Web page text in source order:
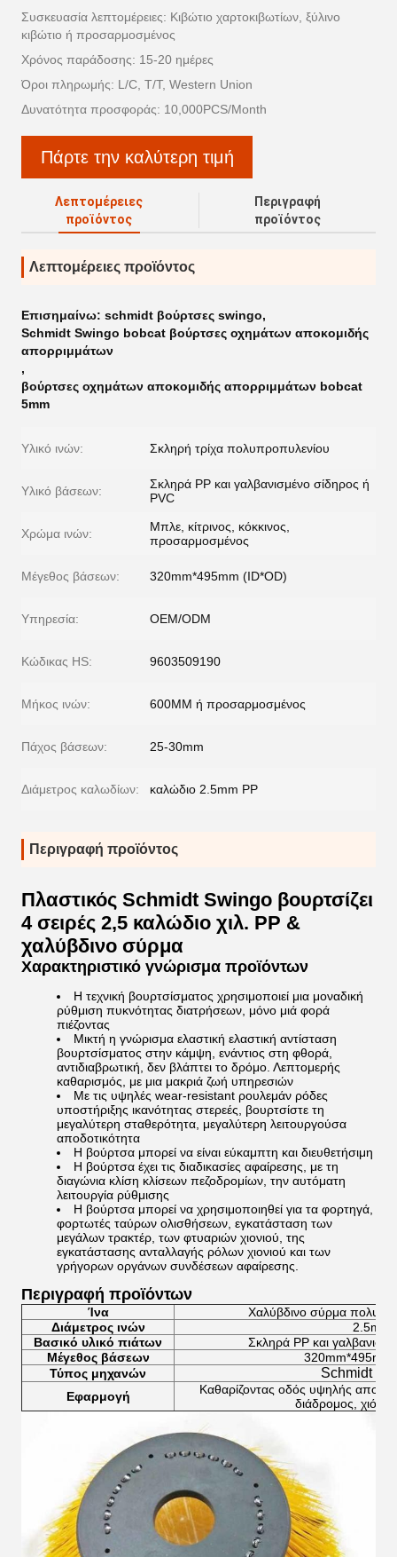
Συσκευασία λεπτομέρειες: Κιβώτιο χαρτοκιβωτίων, ξύλινο
κιβώτιο ή προσαρμοσμένος
Χρόνος παράδοσης: 15-20 ημέρες
Όροι πληρωμής: L/C, T/T, Western Union
Δυνατότητα προσφοράς: 10,000PCS/Month
Πάρτε την καλύτερη τιμή
Λεπτομέρειες
προϊόντος
Περιγραφή
προϊόντος
Λεπτομέρειες προϊόντος
Επισημαίνω: schmidt βούρτσες swingo,
Schmidt Swingo bobcat βούρτσες οχημάτων αποκομιδής
απορριμμάτων
,
βούρτσες οχημάτων αποκομιδής απορριμμάτων bobcat
5mm
Υλικό ινών: Σκληρή τρίχα πολυπροπυλενίου
Υλικό βάσεων:
Σκληρά PP και γαλβανισμένο σίδηρος ή
PVC
Χρώμα ινών:
Μπλε, κίτρινος, κόκκινος,
προσαρμοσμένος
Μέγεθος βάσεων: 320mm*495mm (ID*OD)
Υπηρεσία: OEM/ODM
Κώδικας HS: 9603509190
Μήκος ινών: 600MM ή προσαρμοσμένος
Πάχος βάσεων: 25-30mm
Διάμετρος καλωδίων: καλώδιο 2.5mm PP
Περιγραφή προϊόντος
Πλαστικός Schmidt Swingo βουρτσίζει
4 σειρές 2,5 καλώδιο χιλ. PP &
χαλύβδινο σύρμα
Χαρακτηριστικό γνώρισμα προϊόντων
Η τεχνική βουρτσίσματος χρησιμοποιεί μια μοναδική
ρύθμιση πυκνότητας διατρήσεων, μόνο μιά φορά
πιέζοντας
Μικτή η γνώρισμα ελαστική ελαστική αντίσταση
βουρτσίσματος στην κάμψη, ενάντιος στη φθορά,
αντιδιαβρωτική, δεν βλάπτει το δρόμο. Λεπτομερής
καθαρισμός, με μια μακριά ζωή υπηρεσιών
Με τις υψηλές wear-resistant ρουλεμάν ρόδες
υποστήριξης ικανότητας στερεές, βουρτσίστε τη
μεγαλύτερη σταθερότητα, μεγαλύτερη λειτουργούσα
αποδοτικότητα
Η βούρτσα μπορεί να είναι εύκαμπτη και διευθετήσιμη
Η βούρτσα έχει τις διαδικασίες αφαίρεσης, με τη
διαγώνια κλίση κλίσεων πεζοδρομίων, την αυτόματη
λειτουργία ρύθμισης
Η βούρτσα μπορεί να χρησιμοποιηθεί για τα φορτηγά,
φορτωτές ταύρων ολισθήσεων, εγκατάσταση των
μεγάλων τρακτέρ, των φτυαριών χιονιού, της
εγκατάστασης ανταλλαγής ρόλων χιονιού και των
γρήγορων οργάνων συνδέσεων αφαίρεσης.
Περιγραφή προϊόντων
Ίνα
Χαλύβδινο σύρμα
Διάμετρος ινών
2.5mm
Βασικό υλικό πιάτων
Σκληρά PP και
Μέγεθος βάσεων
320mm*495mm
Τύπος μηχανών
Schmidt
Εφαρμογή
Καθαρίζοντας οδός υψηλής
διάδρομος,